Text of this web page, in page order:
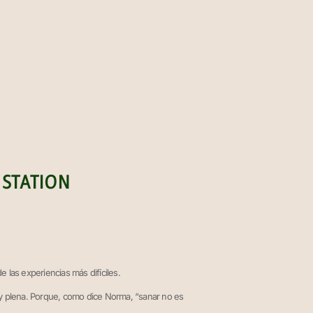
las experiencias más difíciles.
Porque, como dice Norma, “sanar no es